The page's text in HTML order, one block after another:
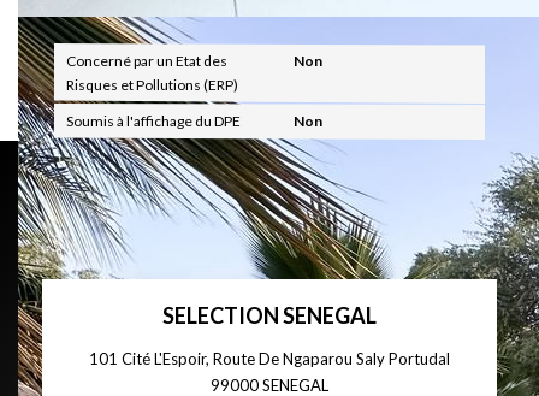
Diagnostics
Concerné par un Etat des
Risques et Pollutions (ERP)
Non
Soumis à l'affichage du DPE Non
SELECTION SENEGAL
101 Cité L'Espoir, Route De Ngaparou Saly Portudal
99000SENEGAL